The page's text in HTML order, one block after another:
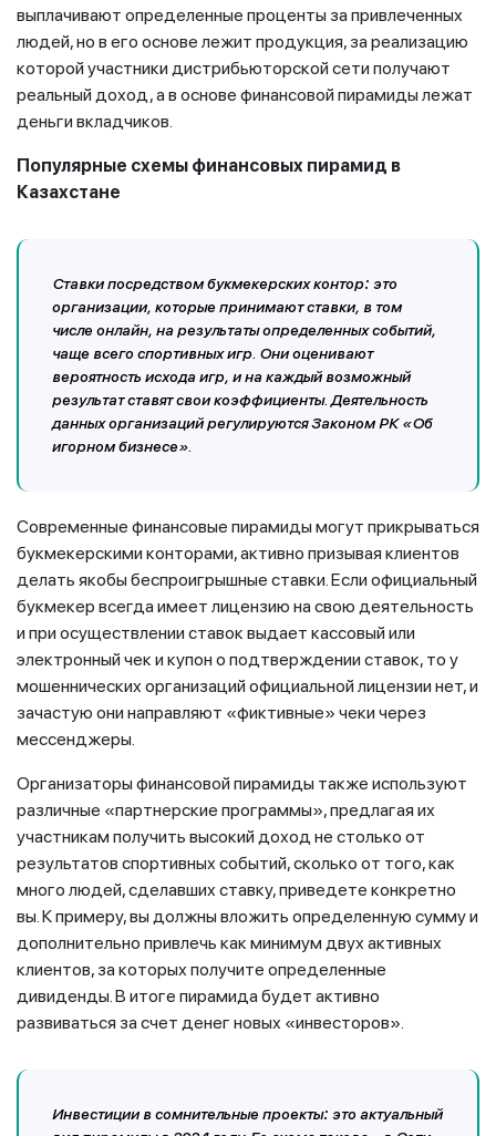
выплачивают определенные проценты за привлеченных
людей, но в его основе лежит продукция, за реализацию
которой участники дистрибьюторской сети получают
реальный доход, а в основе финансовой пирамиды лежат
деньги вкладчиков.
Популярные схемы финансовых пирамид в
Казахстане
Ставки посредством букмекерских контор: это
организации, которые принимают ставки, в том
числе онлайн, на результаты определенных событий,
чаще всего спортивных игр. Они оценивают
вероятность исхода игр, и на каждый возможный
результат ставят свои коэффициенты. Деятельность
данных организаций регулируются Законом РК «Об
игорном бизнесе».
Современные финансовые пирамиды могут прикрываться
букмекерскими конторами, активно призывая клиентов
делать якобы беспроигрышные ставки. Если официальный
букмекер всегда имеет лицензию на свою деятельность
и при осуществлении ставок выдает кассовый или
электронный чек и купон о подтверждении ставок, то у
мошеннических организаций официальной лицензии нет, и
зачастую они направляют «фиктивные» чеки через
мессенджеры.
Организаторы финансовой пирамиды также используют
различные «партнерские программы», предлагая их
участникам получить высокий доход не столько от
результатов спортивных событий, сколько от того, как
много людей, сделавших ставку, приведете конкретно
вы. К примеру, вы должны вложить определенную сумму и
дополнительно привлечь как минимум двух активных
клиентов, за которых получите определенные
дивиденды. В итоге пирамида будет активно
развиваться за счет денег новых «инвесторов».
Инвестиции в сомнительные проекты: это актуальный